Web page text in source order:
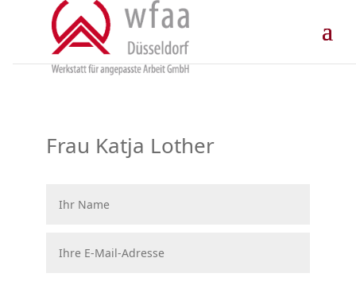
content
Frau Katja Lother
Name
E-